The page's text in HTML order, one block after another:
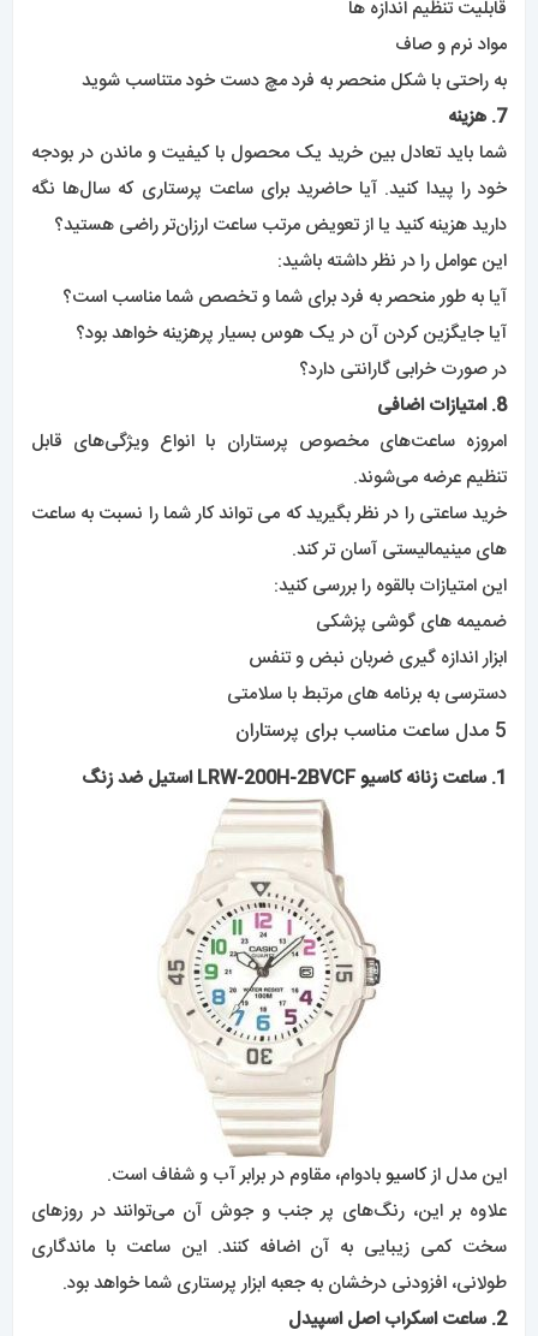
قابلیت تنظیم اندازه ها
مواد نرم و صاف
به راحتی با شکل منحصر به فرد مچ دست خود متناسب شوید
7. هزینه
شما باید تعادل بین خرید یک محصول با کیفیت و ماندن در بودجه
خود را پیدا کنید. آیا حاضرید برای ساعت پرستاری که سال‌ها نگه
دارید هزینه کنید یا از تعویض مرتب ساعت ارزان‌تر راضی هستید؟
این عوامل را در نظر داشته باشید:
آیا به طور منحصر به فرد برای شما و تخصص شما مناسب است؟
آیا جایگزین کردن آن در یک هوس بسیار پرهزینه خواهد بود؟
در صورت خرابی گارانتی دارد؟
8. امتیازات اضافی
امروزه ساعت‌های مخصوص پرستاران با انواع ویژگی‌های قابل
تنظیم عرضه می‌شوند.
خرید ساعتی را در نظر بگیرید که می تواند کار شما را نسبت به ساعت
های مینیمالیستی آسان تر کند.
این امتیازات بالقوه را بررسی کنید:
ضمیمه های گوشی پزشکی
ابزار اندازه گیری ضربان نبض و تنفس
دسترسی به برنامه های مرتبط با سلامتی
5 مدل ساعت مناسب برای پرستاران
1. ساعت زنانه کاسی وLRW-200H-2BVCF استیل ضد زنگ
این مدل ازکاسیو بادوام، مقاوم در برابر آب و شفاف است.
علاوه بر این، رنگ‌های پر جنب و جوش آن می‌توانند در روزهای
سخت کمی زیبایی به آن اضافه کنند. این ساعت با ماندگاری
طولانی، افزودنی درخشان به جعبه ابزار پرستاری شما خواهد بود.
2. ساعت اسکراب اصل اسپیدل